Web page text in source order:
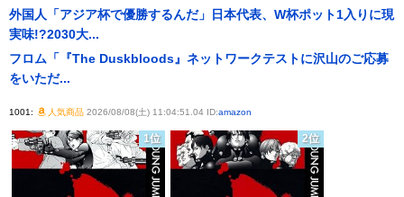
外国人「アジア杯で優勝するんだ」日本代表、W杯ポット1入りに現
実味!?2030大...
フロム「『The Duskbloods』ネットワークテストに沢山のご応募
をいただ...
1001: 人気商品2026/08/08(土) 11:04:51.04 ID:amazon
1位 2位